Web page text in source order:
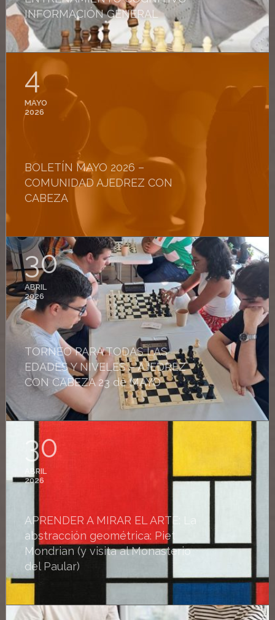
INFORMACIÓN GENERAL
4
MAYO
2026
BOLETÍN MAYO 2026 –
COMUNIDAD AJEDREZ CON
CABEZA
30
ABRIL
2026
TORNEO PARA TODAS LAS
EDADES Y NIVELES – AJEDREZ
CON CABEZA 23 de MAYO
30
ABRIL
2026
APRENDER A MIRAR EL ARTE: La
abstracción geométrica: Piet
Mondrian (y visita al Monasterio
del Paular)